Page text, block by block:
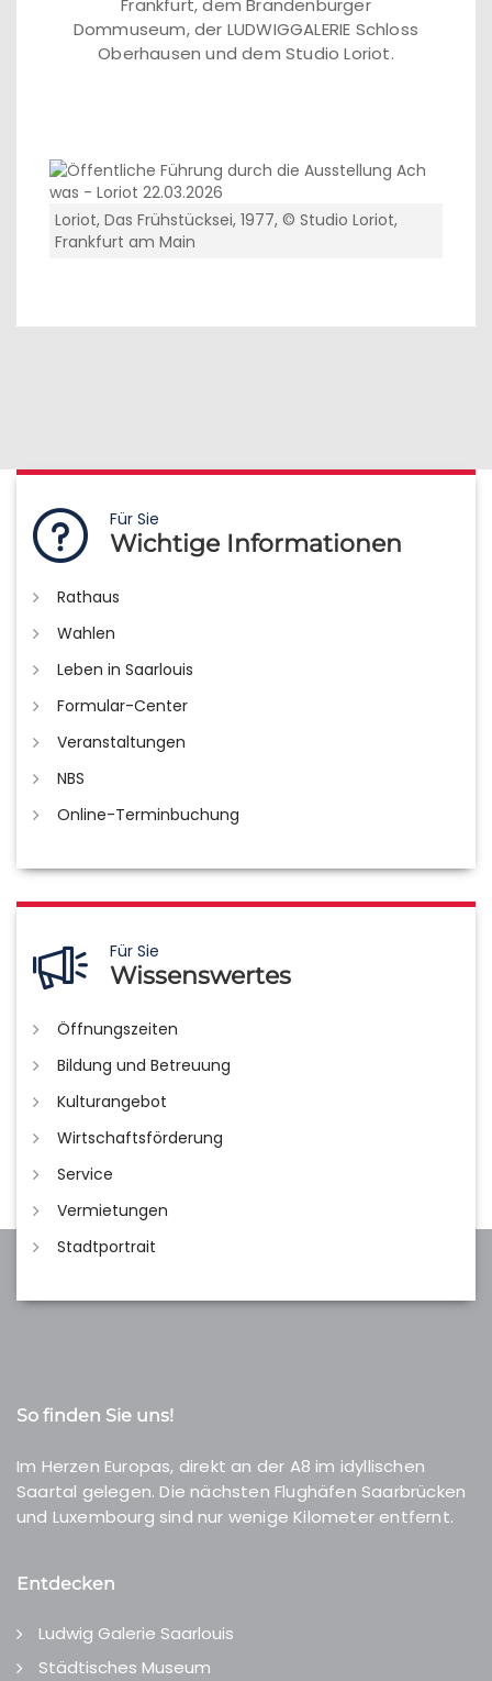
Frankfurt, dem Brandenburger
Dommuseum, der LUDWIGGALERIE Schloss
Oberhausen und dem Studio Loriot.
Loriot, Das Frühstücksei, 1977, © Studio Loriot,
Frankfurt am Main
Für Sie
Wichtige Informationen
Rathaus
Wahlen
Leben in Saarlouis
Formular-Center
Veranstaltungen
NBS
Online-Terminbuchung
Für Sie
Wissenswertes
Öffnungszeiten
Bildung und Betreuung
Kulturangebot
Wirtschaftsförderung
Service
Vermietungen
Stadtportrait
So finden Sie uns!
Im Herzen Europas, direkt an der A8 im idyllischen
Saartal gelegen. Die nächsten Flughäfen Saarbrücken
und Luxembourg sind nur wenige Kilometer entfernt.
Entdecken
Ludwig Galerie Saarlouis
Städtisches Museum